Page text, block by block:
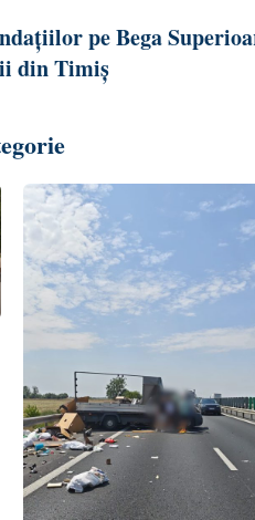
pe Bega
din Timiș